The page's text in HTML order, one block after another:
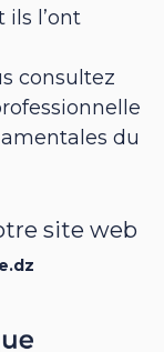
l’ont
consultez
du
site web